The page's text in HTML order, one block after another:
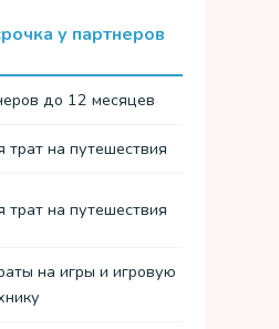
у партнеров
до 12 месяцев
на путешествия
на путешествия
на игры и игровую